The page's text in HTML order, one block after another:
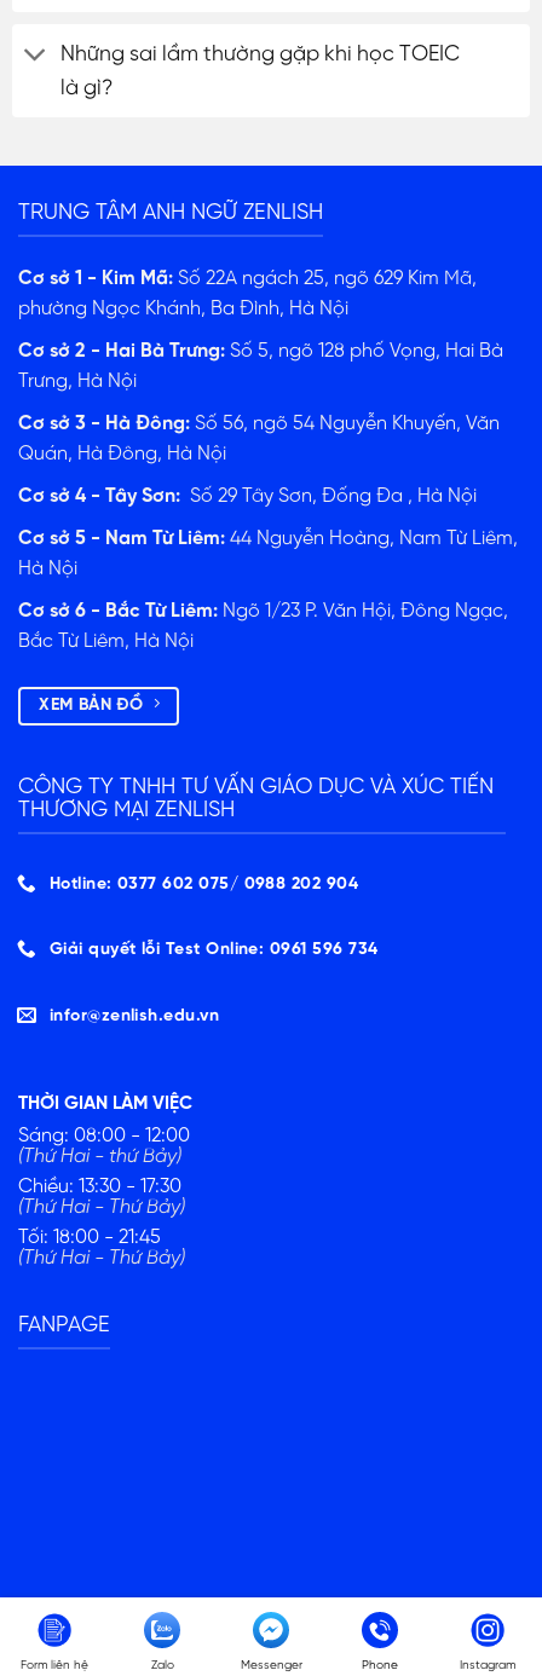
Những sai lầm thường gặp khi học TOEIC
là gì?
TRUNG TÂM ANH NGỮ ZENLISH
Cơ sở 1 - Kim Mã: Số 22A ngách 25, ngõ 629 Kim Mã,
phường Ngọc Khánh, Ba Đình, Hà Nội
Cơ sở 2 - Hai Bà Trưng: Số 5, ngõ 128 phố Vọng, Hai Bà
Trưng, Hà Nội
Cơ sở 3 - Hà Đông: Số 56, ngõ 54 Nguyễn Khuyến, Văn
Quán, Hà Đông, Hà Nội
Cơ sở 4 - Tây Sơn: Số 29 Tây Sơn, Đống Đa , Hà Nội
Cơ sở 5 - Nam Từ Liêm: 44 Nguyễn Hoàng, Nam Từ Liêm,
Hà Nội
Cơ sở 6 - Bắc Từ Liêm: Ngõ 1/23 P. Văn Hội, Đông Ngạc,
Bắc Từ Liêm, Hà Nội
XEM BẢN ĐỒ
CÔNG TY TNHH TƯ VẤN GIÁO DỤC VÀ XÚC TIẾN
THƯƠNG MẠI ZENLISH
Hotline: 0377 602 075/ ‭0988 202 904‬
Giải quyết lỗi Test Online: 0961 596 734
infor@zenlish.edu.vn
THỜI GIAN LÀM VIỆC
Sáng: 08:00 - 12:00
(Thứ Hai - thứ Bảy)
Chiều: 13:30 - 17:30
(Thứ Hai - Thứ Bảy)
Tối: 18:00 - 21:45
(Thứ Hai - Thứ Bảy)
FANPAGE
Form liên hệ Zalo Messenger Phone Instagram